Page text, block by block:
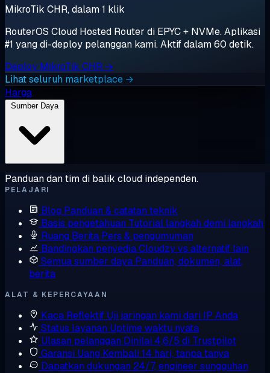
MikroTik CHR, dalam 1 klik
RouterOS Cloud Hosted Router di EPYC + NVMe. Aplikasi
#1 yang di-deploy pelanggan kami. Aktif dalam 60 detik.
Deploy MikroTik CHR →
Lihat seluruh marketplace →
Harga
Sumber Daya
Panduan dan tim di balik cloud independen.
PELAJARI
Blog Panduan & catatan teknik
Basis pengetahuan Tutorial langkah demi langkah
Ruang Berita Pers & pengumuman
Bandingkan penyediaCloudzy vs alternatif lain
Semua sumber daya Panduan, dokumen, alat,
berita
ALAT & KEPERCAYAAN
Kaca Reflektif Uji jaringan kami dari IP Anda
Status layanan Uptime waktu nyata
Ulasan pelanggan Dinilai 4,6/5 di Trustpilot
Garansi Uang Kembali 14 hari, tanpa tanya
Dapatkan dukungan 24/7, engineer sungguhan